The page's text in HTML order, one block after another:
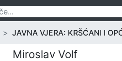
JAVNA VJERA: KRŠĆANI I
Miroslav Volf